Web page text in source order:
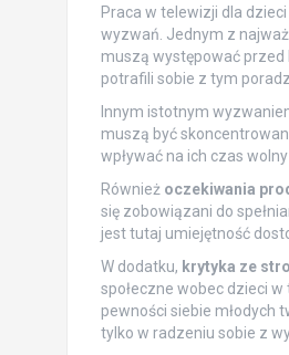
Praca w telewizji dla
wyzwań. Jednym z
muszą występować przed
potrafili sobie z tym
Innym istotnym
muszą być
wpływać na ich czas
Również oczekiwania
się zobowiązani do
jest tutaj umiejętność
W dodatku, krytyka ze
społeczne wobec dzieci
pewności siebie młodych
tylko w radzeniu sobie z